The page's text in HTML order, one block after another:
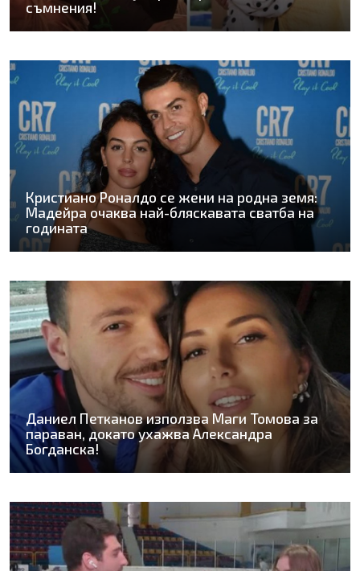
съмнения!
Кристиано Роналдо се жени на родна земя:
Мадейра очаква най-бляскавата сватба на
годината
Даниел Петканов използва Маги Томова за
параван, докато ухажва Александра
Богданска!